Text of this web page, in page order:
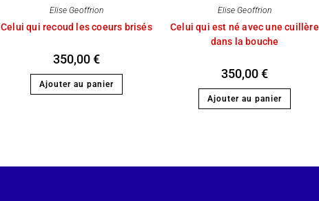
Elise Geoffrion
Celui qui recoud les coeurs brisés
350,00€
Ajouter au panier
Elise Geoffrion
Celui qui est né avec une cuillère
dans la bouche
350,00€
Ajouter au panier